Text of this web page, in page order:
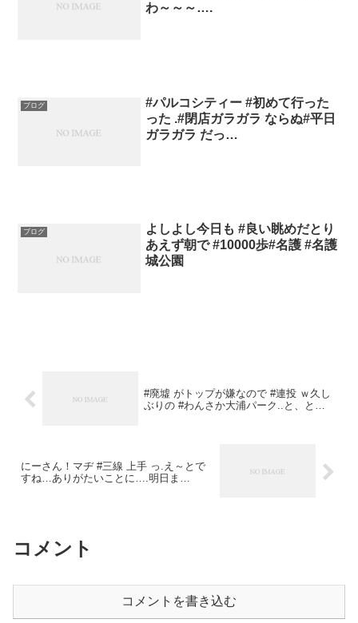
わ～～～….
ブログ
#パルコシティー #初めて行った
った .#閉店ガラガラ ならぬ#平日
ガラガラ だっ…
ブログ
よしよし今日も #良い眺めだとり
あえず朝で #10000歩#名護 #名護
城公園
#廃墟 がトップが嫌なので #連投 ｗ久し
ぶりの #わんさか大浦パーク..と、と…
にーさん！マヂ #三線 上手 っ.え～とで
すね…ありがたいことに….明日ま…
コメント
コメントを書き込む